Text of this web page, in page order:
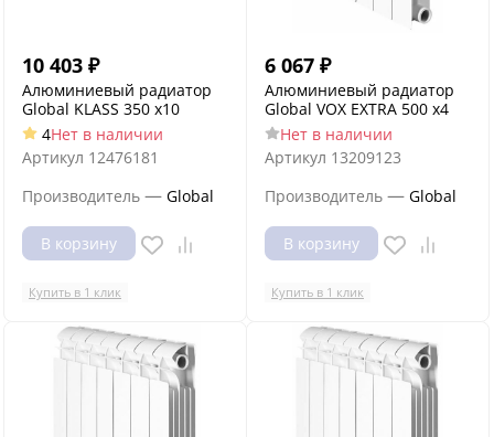
10 403 ₽
Алюминиевый радиатор
Global KLASS 350 x10
4Нет в наличии
Артикул 12476181
Производитель — Global
В корзину
Купить в 1 клик
6 067 ₽
Алюминиевый радиатор
Global VOX EXTRA 500 x4
Нет в наличии
Артикул 13209123
Производитель — Global
В корзину
Купить в 1 клик